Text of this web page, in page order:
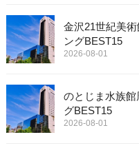
金沢21世紀美
ングBEST15
2026-08-01
のとじま水族
グBEST15
2026-08-01